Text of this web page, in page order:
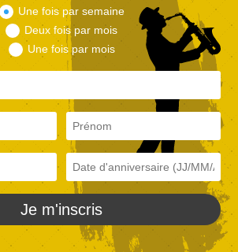
Une fois par semaine
Deux fois par mois
Une fois par mois
Je m'inscris